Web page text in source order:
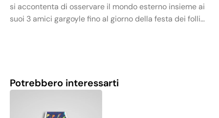
si accontenta di osservare il mondo esterno insieme ai
suoi 3 amici gargoyle fino al giorno della festa dei folli…
Potrebbero interessarti